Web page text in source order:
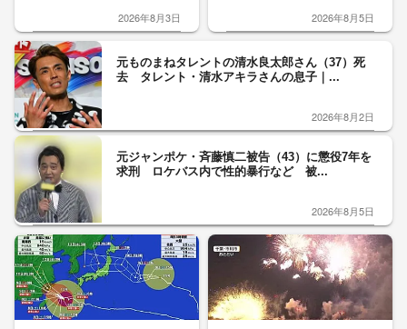
2026年8月3日 2026年8月5日
元ものまねタレントの清水良太郎さん（37）死
去 タレント・清水アキラさんの息子｜...
2026年8月2日
元ジャンポケ・斉藤慎二被告（43）に懲役7年を
求刑 ロケバス内で性的暴行など 被...
2026年8月5日